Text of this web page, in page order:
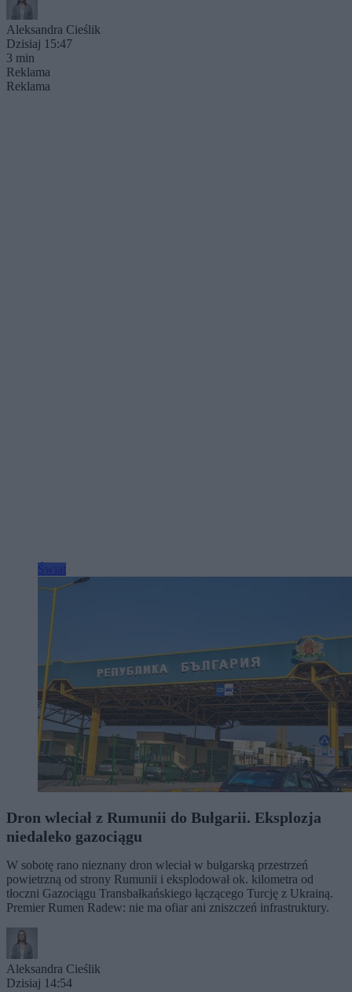
Aleksandra Cieślik
Dzisiaj 15:47
3 min
Reklama
Reklama
Dron wleciał z Rumunii do Bułgarii. Eksplozja
niedaleko gazociągu
W sobotę rano nieznany dron wleciał w bułgarską przestrzeń
powietrzną od strony Rumunii i eksplodował ok. kilometra od
tłoczni Gazociągu Transbałkańskiego łączącego Turcję z Ukrainą.
Premier Rumen Radew: nie ma ofiar ani zniszczeń infrastruktury.
Aleksandra Cieślik
Dzisiaj 14:54